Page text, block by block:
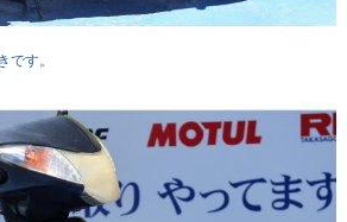
です。